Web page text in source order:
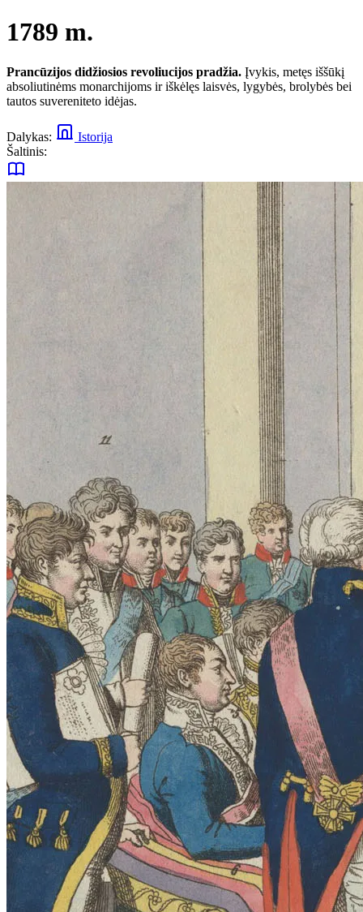
1789 m.
Prancūzijos didžiosios revoliucijos pradžia. Įvykis, metęs iššūkį
absoliutinėms monarchijoms ir iškėlęs laisvės, lygybės, brolybės bei
tautos suvereniteto idėjas.
Dalykas:
Istorija
Šaltinis: